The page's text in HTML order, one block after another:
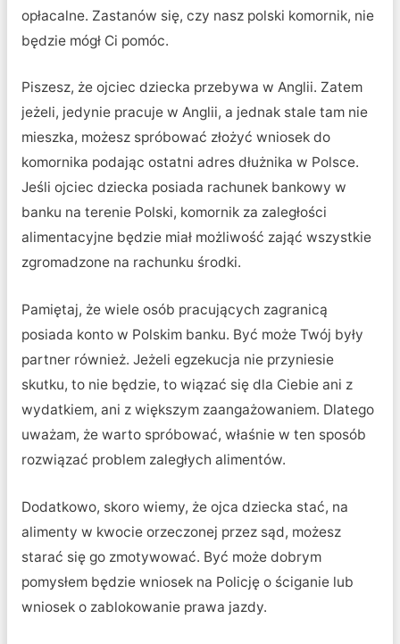
opłacalne. Zastanów się, czy nasz polski komornik, nie
będzie mógł Ci pomóc.
Piszesz, że ojciec dziecka przebywa w Anglii. Zatem
jeżeli, jedynie pracuje w Anglii, a jednak stale tam nie
mieszka, możesz spróbować złożyć wniosek do
komornika podając ostatni adres dłużnika w Polsce.
Jeśli ojciec dziecka posiada rachunek bankowy w
banku na terenie Polski, komornik za zaległości
alimentacyjne będzie miał możliwość zająć wszystkie
zgromadzone na rachunku środki.
Pamiętaj, że wiele osób pracujących zagranicą
posiada konto w Polskim banku. Być może Twój były
partner również. Jeżeli egzekucja nie przyniesie
skutku, to nie będzie, to wiązać się dla Ciebie ani z
wydatkiem, ani z większym zaangażowaniem. Dlatego
uważam, że warto spróbować, właśnie w ten sposób
rozwiązać problem zaległych alimentów.
Dodatkowo, skoro wiemy, że ojca dziecka stać, na
alimenty w kwocie orzeczonej przez sąd, możesz
starać się go zmotywować. Być może dobrym
pomysłem będzie wniosek na Policję o ściganie lub
wniosek o zablokowanie prawa jazdy.